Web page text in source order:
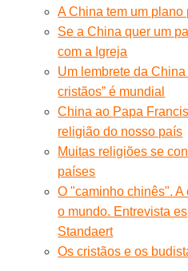
A China tem um plano
Se a China quer um
com a Igreja
Um lembrete da
cristãos” é mundial
China ao Papa
religião do nosso país
Muitas religiões se
países
O "caminho chinês".
o mundo. Entrevista
Standaert
Os cristãos e os